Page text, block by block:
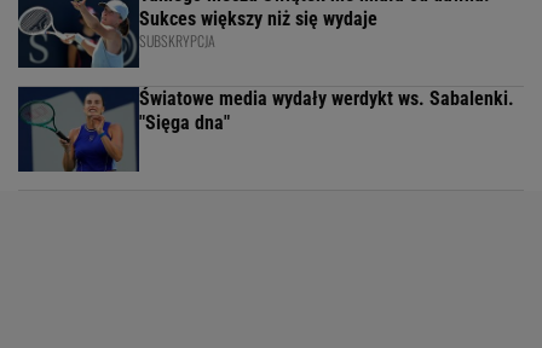
Sukces większy niż się wydaje
SUBSKRYPCJA
Światowe media wydały werdykt ws. Sabalenki.
"Sięga dna"